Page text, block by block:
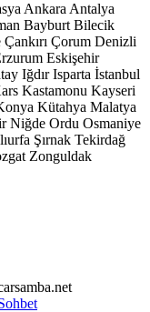
Ankara Antalya
Bayburt Bilecik
Çankırı Çorum Denizli
Eskişehir
Iğdır Isparta İstanbul
Kastamonu Kayseri
Kütahya Malatya
Niğde Ordu Osmaniye
Şırnak Tekirdağ
Zonguldak